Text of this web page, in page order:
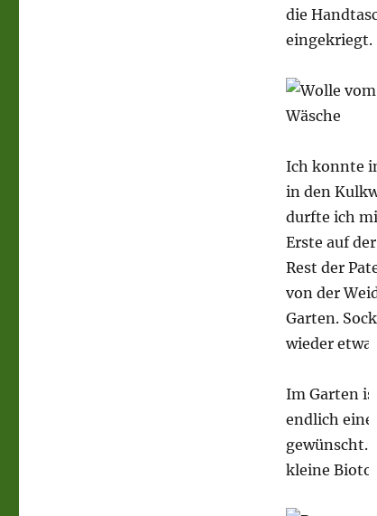
die
eingekriegt.
Ich konnte
in den
durfte ich
Erste auf
Rest der
von der
Garten.
wieder
Im Garten
endlich
gewünscht.
kleine Biotop.